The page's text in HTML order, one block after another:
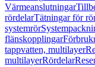
Värmeanslutningar
rördelarTätningar för
systemrör
flänskopplingar
tappvatten, multilayer
multilayerRördelar